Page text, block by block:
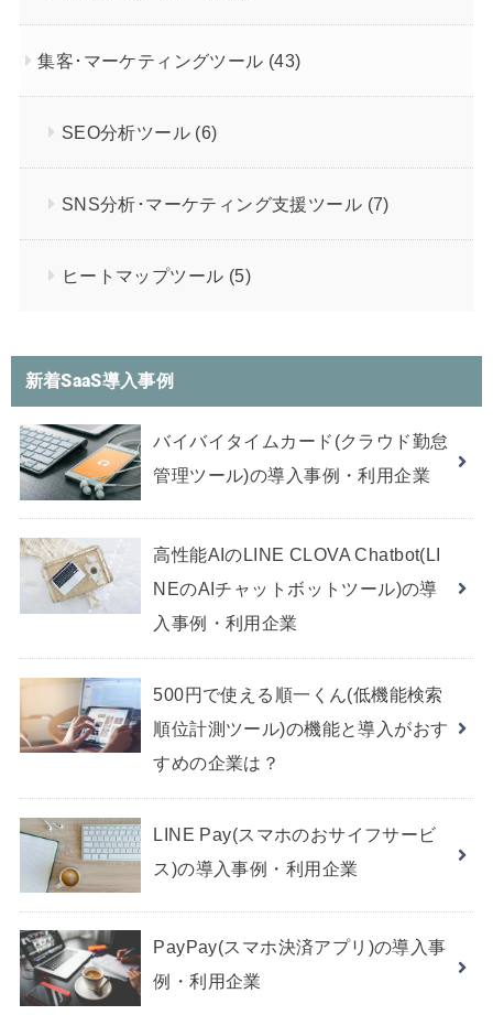
集客･マーケティングツール (43)
SEO分析ツール (6)
SNS分析･マーケティング支援ツール (7)
ヒートマップツール (5)
新着SaaS導入事例
バイバイタイムカード(クラウド勤怠
管理ツール)の導入事例・利用企業
高性能AIのLINE CLOVA Chatbot(LI
NEのAIチャットボットツール)の導
入事例・利用企業
500円で使える順一くん(低機能検索
順位計測ツール)の機能と導入がおす
すめの企業は？
LINE Pay(スマホのおサイフサービ
ス)の導入事例・利用企業
PayPay(スマホ決済アプリ)の導入事
例・利用企業